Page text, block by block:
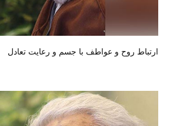
ارتباط روح و عواطف با جسم و رعایت تعادل